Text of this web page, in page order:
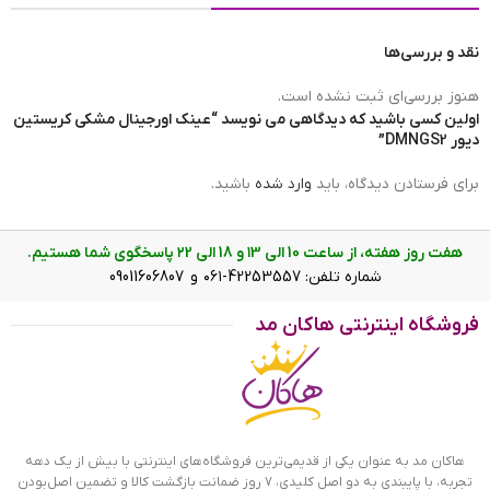
ابعاد عینک اورجینال مشکی کریستین دیور DMNGS2
ویژگی عینک اورجینال مشکی کریستین دیور DMNGS2
فریم این عینک که مهمترین قسمت آن است از نوع تمام
فریم و از مدل چند ضلعی است. این فریم مشکی جذاب به
نقد و بررسی‌ها
هنوز بررسی‌ای ثبت نشده است.
اولین کسی باشید که دیدگاهی می نویسد “عینک اورجینال مشکی کریستین
دیور DMNGS2”
برای فرستادن دیدگاه، باید وارد شده باشید.
هفت روز هفته، از ساعت 10 الی ۱3 و 18 الی ۲2 پاسخگوی شما هستیم.
شماره تلفن: 42253557-۰۶۱ و 09011606807
فروشگاه اینترنتی هاکان مد
هاکان مد به عنوان یکی از قدیمی‌ترین فروشگاه‌های اینترنتی با بیش از یک دهه
تجربه، با پایبندی به دو اصل کلیدی، ۷ روز ضمانت بازگشت کالا و تضمین اصل‌بودن